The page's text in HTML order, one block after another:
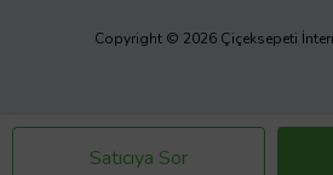
Satıcıya Sor
Copyright © 2026 Çiçeksepeti